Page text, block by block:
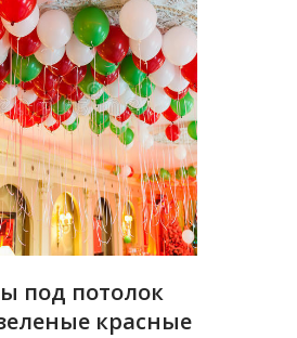
под потолок
красные